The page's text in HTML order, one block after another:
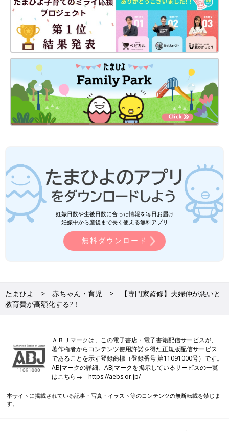
Amazonで購入
妊娠日数や生後日数に合った情報を毎日お届け
妊娠中から産後まで長く使える無料アプリ
無料ダウンロード
たまひよ 赤ちゃん・育児
【専門家監修】夫婦仲が悪いと
教育費が高額化する?！
ＡＢＪマークは、この電子書店・電子書籍配信サービスが、
著作権者からコンテンツ使用許諾を得た正規版配信サービス
であることを示す登録商標（登録番号 第11091000号）です。
ABJマークの詳細、ABJマークを掲示しているサービスの一覧
はこちら→https://aebs.or.jp/
本サイトに掲載されている記事・写真・イラスト等のコンテンツの無断転載を禁じま
す。